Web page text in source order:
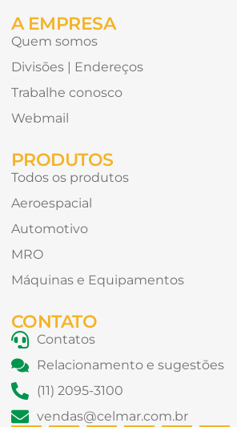
A EMPRESA
Quem somos
Divisões | Endereços
Trabalhe conosco
Webmail
PRODUTOS
Todos os produtos
Aeroespacial
Automotivo
MRO
Máquinas e Equipamentos
CONTATO
Contatos
Relacionamento e sugestões
(11) 2095-3100
vendas@celmar.com.br